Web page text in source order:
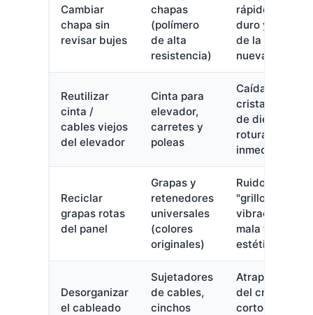
Cambiar
chapa sin
revisar bujes
chapas
(polímero
de alta
resistencia)
rápido, cierre
duro y rotura
de la chapa
nueva
Reutilizar
cinta /
cables viejos
del elevador
Cinta para
elevador,
carretes y
poleas
Caída del
cristal, barrido
de dientes o
rotura
inmediata
Reciclar
grapas rotas
del panel
Grapas y
retenedores
universales
(colores
originales)
Ruidos tipo
"grillo",
vibraciones y
mala fijación
estética
Desorganizar
el cableado
Sujetadores
de cables,
cinchos
Atrapamiento
del cristal,
cortocircuitos